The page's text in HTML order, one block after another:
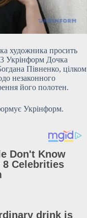
художника просить
Укрінформ Дочка
Півненко, цілком
незаконного
його полотен.
Укрінформ.